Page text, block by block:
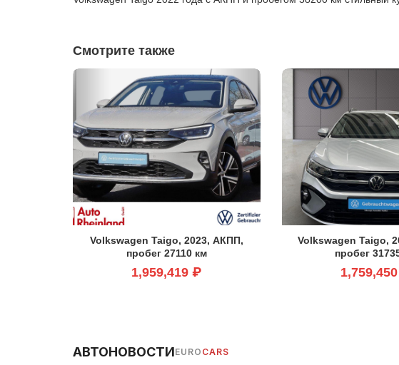
Смотрите также
Volkswagen Taigo, 2023, АКПП,
пробег 27110 км
1,959,419 ₽
Volkswagen Taigo,
пробег
АВТОНОВОСТИEURO CARS